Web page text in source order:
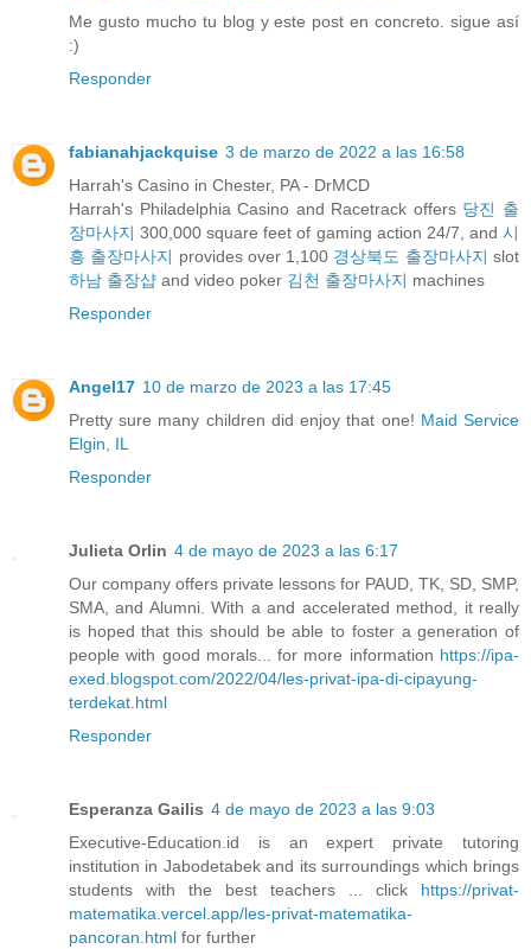
Me gusto mucho tu blog y este post en concreto. sigue así
:)
Responder
fabianahjackquise 3 de marzo de 2022 a las 16:58
Harrah's Casino in Chester, PA - DrMCD
Harrah's Philadelphia Casino and Racetrack offers 당진 출
장마사지 300,000 square feet of gaming action 24/7, and 시
흥 출장마사지 provides over 1,100 경상북도 출장마사지 slot
하남 출장샵 and video poker 김천 출장마사지 machines
Responder
Angel17 10 de marzo de 2023 a las 17:45
Pretty sure many children did enjoy that one! Maid Service
Elgin, IL
Responder
Julieta Orlin 4 de mayo de 2023 a las 6:17
Our company offers private lessons for PAUD, TK, SD, SMP,
SMA, and Alumni. With a and accelerated method, it really
is hoped that this should be able to foster a generation of
people with good morals... for more information https://ipa-
exed.blogspot.com/2022/04/les-privat-ipa-di-cipayung-
terdekat.html
Responder
Esperanza Gailis 4 de mayo de 2023 a las 9:03
Executive-Education.id is an expert private tutoring
institution in Jabodetabek and its surroundings which brings
students with the best teachers ... click https://privat-
matematika.vercel.app/les-privat-matematika-
pancoran.html for further